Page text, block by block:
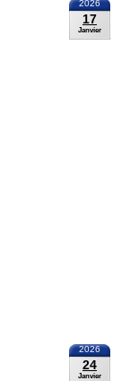
2026
17
Janvier
2026
24
Janvier